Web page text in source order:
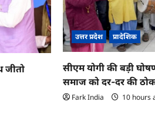
जीतो
उत्तर प्रदेश प्रादेशिक
सीएम योगी की बड़ी
समाज को दर-दर की
Fark India 10 hours